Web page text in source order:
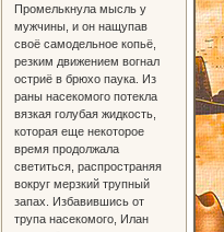
Промелькнула мысль у
мужчины, и он нащупав
своё самодельное копьё,
резким движением вогнал
остриё в брюхо паука. Из
раны насекомого потекла
вязкая голубая жидкость,
которая еще некоторое
время продолжала
светиться, распространяя
вокруг мерзкий трупный
запах. Избавившись от
трупа насекомого, Илан